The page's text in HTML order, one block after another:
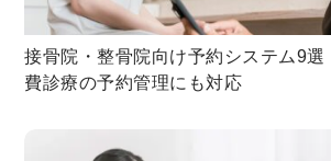
接骨院・整骨院向け予約システム9選
費診療の予約管理にも対応